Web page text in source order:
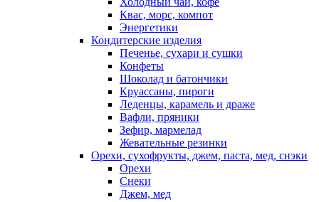
Квас, морс, компот
Энергетики
Кондитерские изделия
Печенье, сухари и сушки
Конфеты
Шоколад и батончики
Круассаны, пироги
Леденцы, карамель и драже
Вафли, пряники
Зефир, мармелад
Жевательные резинки
Орехи, сухофрукты, джем, паста, мед, снэки
Орехи
Снеки
Джем, мед